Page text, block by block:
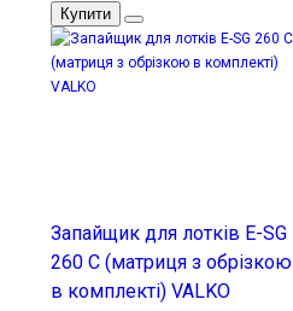
Купити
Запайщик для лотків E-SG
260 C (матриця з обрізкою
в комплекті) VALKO